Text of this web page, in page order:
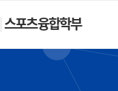
스포츠융합학부